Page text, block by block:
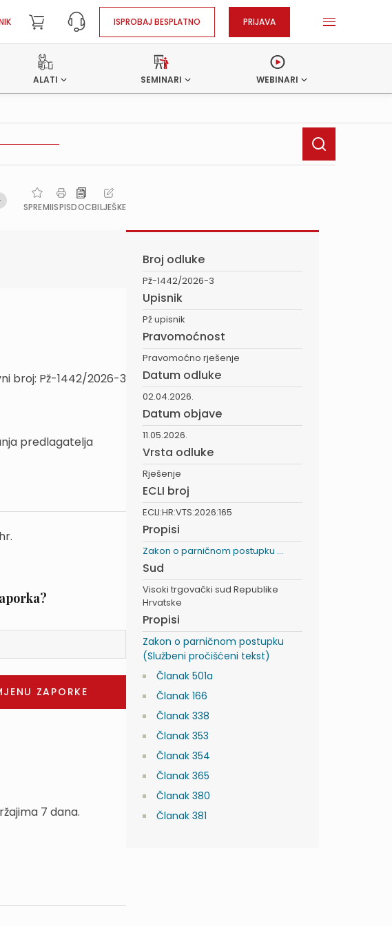
ISPROBAJ BESPLATNO PRIJAVA
ALATI SEMINARI WEBINARI
SPREMIISPISDOCBILJEŠKE
broj: Pž-1442/2026-3
predlagatelja
7 dana.
Broj odluke
Pž-1442/2026-3
Upisnik
Pž upisnik
Pravomoćnost
Pravomoćno rješenje
Datum odluke
02.04.2026.
Datum objave
11.05.2026.
Vrsta odluke
Rješenje
ECLI broj
ECLI:HR:VTS:2026:165
Propisi
Zakon o parničnom postupku ...
Sud
Visoki trgovački sud Republike
Hrvatske
Propisi
Zakon o parničnom postupku
(Službeni pročišćeni tekst)
Članak 501a
Članak 166
Članak 338
Članak 353
Članak 354
Članak 365
Članak 380
Članak 381